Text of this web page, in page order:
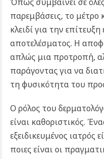
παρεμβάσεις, το μέτρο
κλειδί για την
αποτελέσματος. Η
απλώς μια προτροπή,
παράγοντας για να
τη φυσικότητα του
Ο ρόλος του
είναι καθοριστικός.
εξειδικευμένος ιατρός
ποιες είναι οι